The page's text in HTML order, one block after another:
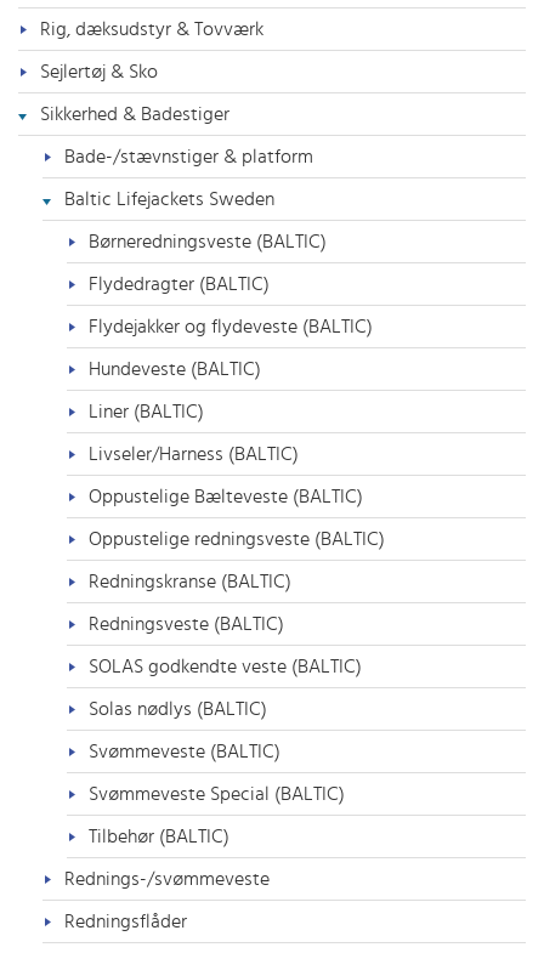
Rig, dæksudstyr & Tovværk
Sejlertøj & Sko
Sikkerhed & Badestiger
Bade-/stævnstiger & platform
Baltic Lifejackets Sweden
Børneredningsveste (BALTIC)
Flydedragter (BALTIC)
Flydejakker og flydeveste (BALTIC)
Hundeveste (BALTIC)
Liner (BALTIC)
Livseler/Harness (BALTIC)
Oppustelige Bælteveste (BALTIC)
Oppustelige redningsveste (BALTIC)
Redningskranse (BALTIC)
Redningsveste (BALTIC)
SOLAS godkendte veste (BALTIC)
Solas nødlys (BALTIC)
Svømmeveste (BALTIC)
Svømmeveste Special (BALTIC)
Tilbehør (BALTIC)
Rednings-/svømmeveste
Redningsflåder